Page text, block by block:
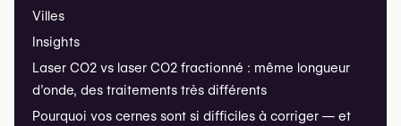
Villes
Insights
Laser CO2 vs laser CO2 fractionné : même longueur
d’onde, des traitements très différents
Pourquoi vos cernes sont si difficiles à corriger — et